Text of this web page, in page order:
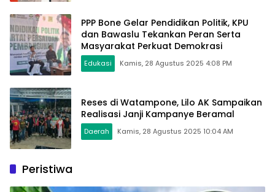
PPP Bone Gelar Pendidikan Politik, KPU
dan Bawaslu Tekankan Peran Serta
Masyarakat Perkuat Demokrasi
Edukasi Kamis, 28 Agustus 2025 4:08 PM
Reses di Watampone, Lilo AK Sampaikan
Realisasi Janji Kampanye Beramal
Daerah Kamis, 28 Agustus 2025 10:04 AM
Peristiwa